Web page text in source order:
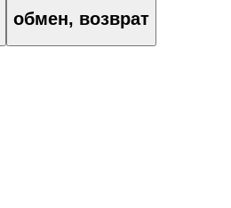
обмен, возврат